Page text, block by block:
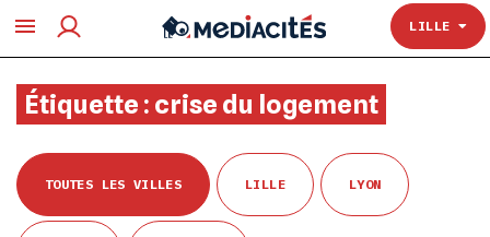
LILLE
TOULOUSE
Étiquette : crise du logement
TOUTES LES VILLES LILLE LYON